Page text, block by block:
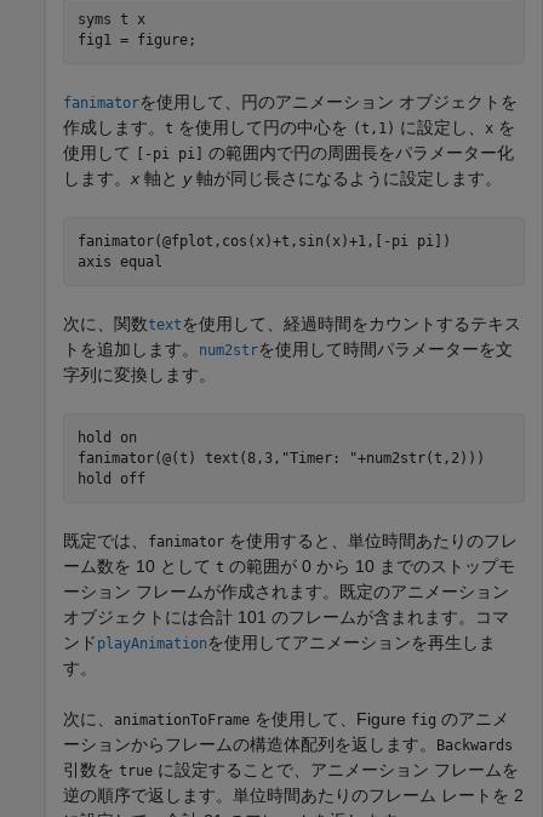
syms t
x
fig1 = figure;
fanimatorを使用して、円のアニメーション オブジェクトを
作成します。 t を使用して円の中心を (t,1) に設定し、 x を
使用して
[-pi pi]
の範囲内で円の周囲長をパラメーター化
します。 x 軸と y軸が同じ長さになるように設定します。
fanimator(@fplot,cos(x)+t,sin(x)+1,[-pi pi])
axis equal
次に、関数text を使用して、経過時間をカウントするテキス
トを追加します。
num2strを使用して時間パラメーターを文
字列に変換します。
hold
on
fanimator(@(t) text(8,3, "Timer: "+num2str(t,2)))
hold
off
既定では、 fanimator を使用すると、単位時間あたりのフレ
ーム数を 10 として t の範囲が 0 から 10 までのストップモ
ーション フレームが作成されます。既定のアニメーション
オブジェクトには合計 101 のフレームが含まれます。コマ
ンド playAnimation を使用してアニメーションを再生しま
す。
次に、 animationToFrame を使用して、Figure fig のアニメ
ーションからフレームの構造体配列を返します。
Backwards
引数を true に設定することで、アニメーション フレームを
逆の順序で返します。単位時間あたりのフレーム レートを 2